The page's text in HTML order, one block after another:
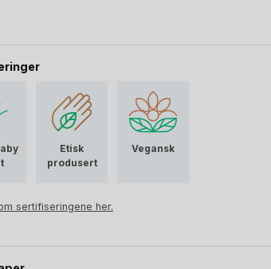
Etisk
produsert
Vegansk
sertifiseringene her.